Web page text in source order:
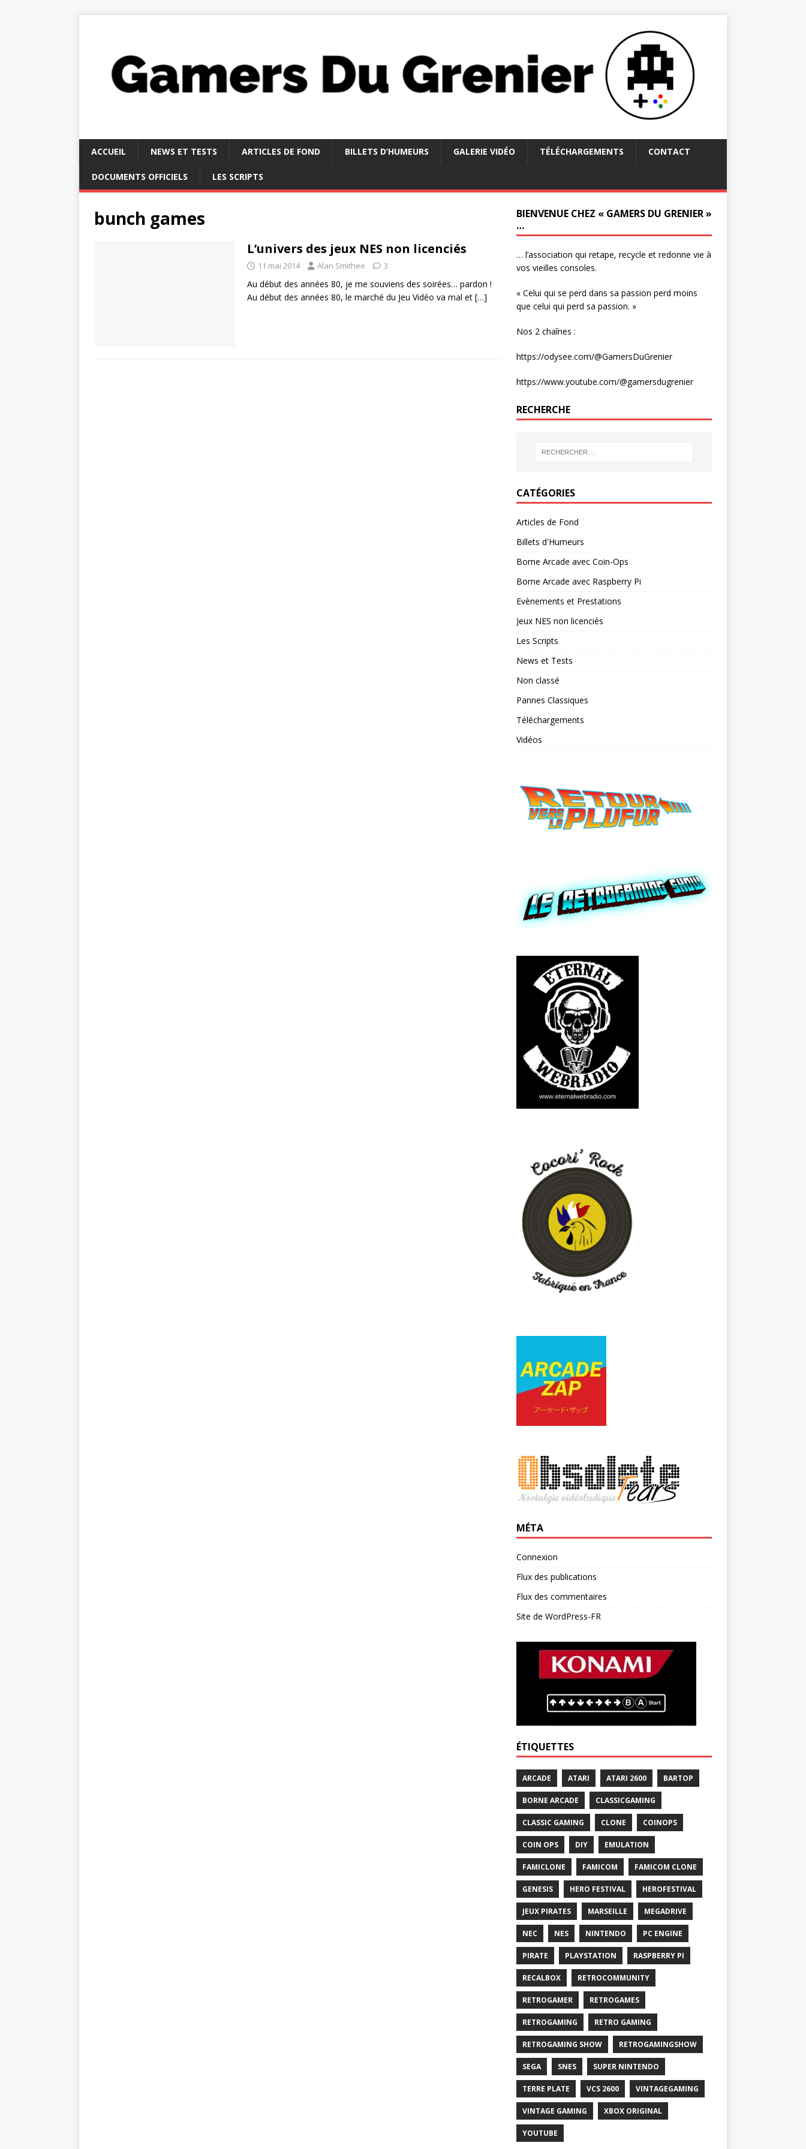
ACCUEIL NEWS ET TESTS ARTICLES DE FOND BILLETS D’HUMEURS GALERIE VIDÉO TÉLÉCHARGEMENTS CONTACT
DOCUMENTS OFFICIELS LES SCRIPTS
bunch games
L’univers des jeux NES non licenciés
11 mai 2014 Alan Smithee 3
Au début des années 80, je me souviens des soirées… pardon !
Au début des années 80, le marché du Jeu Vidéo va mal et […]
BIENVENUE CHEZ « GAMERS DU GRENIER »
…
… l’association qui retape, recycle et redonne vie à
vos vieilles consoles.
« Celui qui se perd dans sa passion perd moins
que celui qui perd sa passion. »
Nos 2 chaînes :
https://odysee.com/@GamersDuGrenier
https://www.youtube.com/@gamersdugrenier
RECHERCHE
CATÉGORIES
Articles de Fond
Billets d'Humeurs
Borne Arcade avec Coin-Ops
Borne Arcade avec Raspberry Pi
Evènements et Prestations
Jeux NES non licenciés
Les Scripts
News et Tests
Non classé
Pannes Classiques
Téléchargements
Vidéos
MÉTA
Connexion
Flux des publications
Flux des commentaires
Site de WordPress-FR
ÉTIQUETTES
ARCADE ATARI ATARI 2600 BARTOP
BORNE ARCADE CLASSICGAMING
CLASSIC GAMING CLONE COINOPS
COIN OPS DIY EMULATION
FAMICLONE FAMICOM FAMICOM CLONE
GENESIS HERO FESTIVAL HEROFESTIVAL
JEUX PIRATES MARSEILLE MEGADRIVE
NEC NES NINTENDO PC ENGINE
PIRATE PLAYSTATION RASPBERRY PI
RECALBOX RETROCOMMUNITY
RETROGAMER RETROGAMES
RETROGAMING RETRO GAMING
RETROGAMING SHOW RETROGAMINGSHOW
SEGA SNES SUPER NINTENDO
TERRE PLATE VCS 2600 VINTAGEGAMING
VINTAGE GAMING XBOX ORIGINAL
YOUTUBE